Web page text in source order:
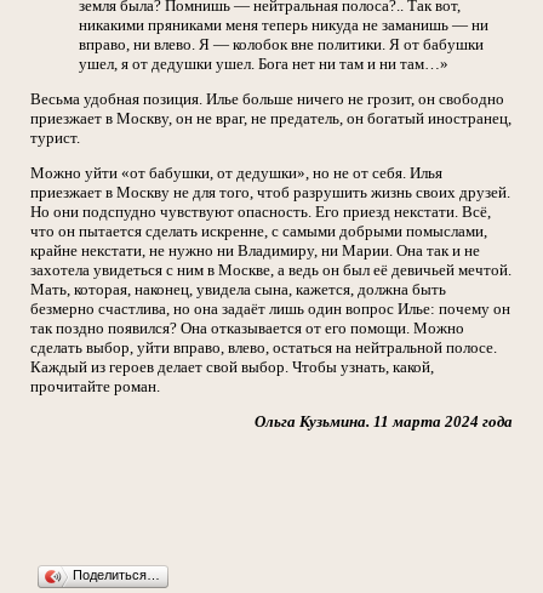
земля была? Помнишь — нейтральная полоса?.. Так вот,
никакими пряниками меня теперь никуда не заманишь — ни
вправо, ни влево. Я — колобок вне политики. Я от бабушки
ушел, я от дедушки ушел. Бога нет ни там и ни там…»
Весьма удобная позиция. Илье больше ничего не грозит, он свободно
приезжает в Москву, он не враг, не предатель, он богатый иностранец,
турист.
Можно уйти «от бабушки, от дедушки», но не от себя. Илья
приезжает в Москву не для того, чтоб разрушить жизнь своих друзей.
Но они подспудно чувствуют опасность. Его приезд некстати. Всё,
что он пытается сделать искренне, с самыми добрыми помыслами,
крайне некстати, не нужно ни Владимиру, ни Марии. Она так и не
захотела увидеться с ним в Москве, а ведь он был её девичьей мечтой.
Мать, которая, наконец, увидела сына, кажется, должна быть
безмерно счастлива, но она задаёт лишь один вопрос Илье: почему он
так поздно появился? Она отказывается от его помощи. Можно
сделать выбор, уйти вправо, влево, остаться на нейтральной полосе.
Каждый из героев делает свой выбор. Чтобы узнать, какой,
прочитайте роман.
Ольга Кузьмина. 11 марта 2024 года
Поделиться…